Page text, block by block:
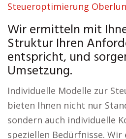
Steueroptimierung
Wir ermitteln mit
Struktur Ihren
entspricht, und
Umsetzung.
Individuelle Modelle zur
bieten Ihnen nicht nur
sondern auch individuelle
speziellen Bedürfnisse.